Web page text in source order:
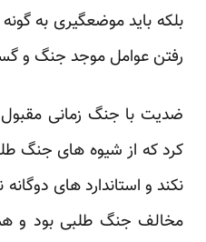
بلکه باید موضعگیری به
رفتن عوامل موجد جنگ و
ضدیت با جنگ زمانی
کرد که از شیوه های جنگ
نکند و استاندارد های
مخالف جنگ طلبی بود و